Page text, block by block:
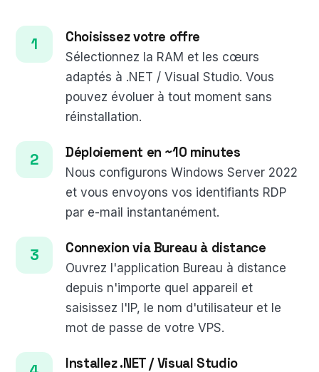
Choisissez votre offre
Sélectionnez la RAM et les cœurs
adaptés à .NET / Visual Studio. Vous
pouvez évoluer à tout moment sans
réinstallation.
Déploiement en ~10 minutes
Nous configurons Windows Server 2022
et vous envoyons vos identifiants RDP
par e-mail instantanément.
Connexion via Bureau à distance
Ouvrez l'application Bureau à distance
depuis n'importe quel appareil et
saisissez l'IP, le nom d'utilisateur et le
mot de passe de votre VPS.
Installez .NET / Visual Studio